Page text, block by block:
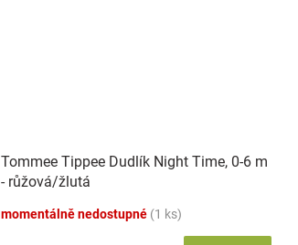
Tommee Tippee Dudlík Night Time, 0-6 m
- růžová/žlutá
momentálně nedostupné (1 ks)